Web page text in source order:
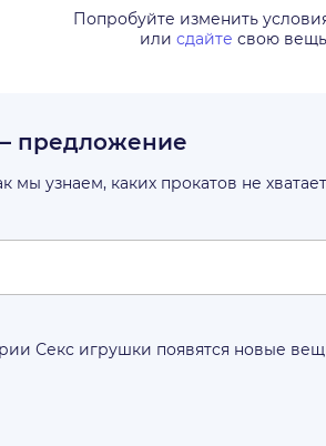
Попробуйте изменить
или сдайте свою вещь
предложение
мы узнаем, каких прокатов не хватает
Секс игрушки появятся новые